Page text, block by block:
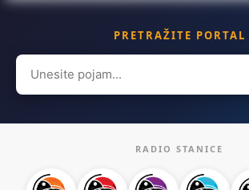
PRETRAŽITE PORTAL
Search
for:
RADIO STANICE